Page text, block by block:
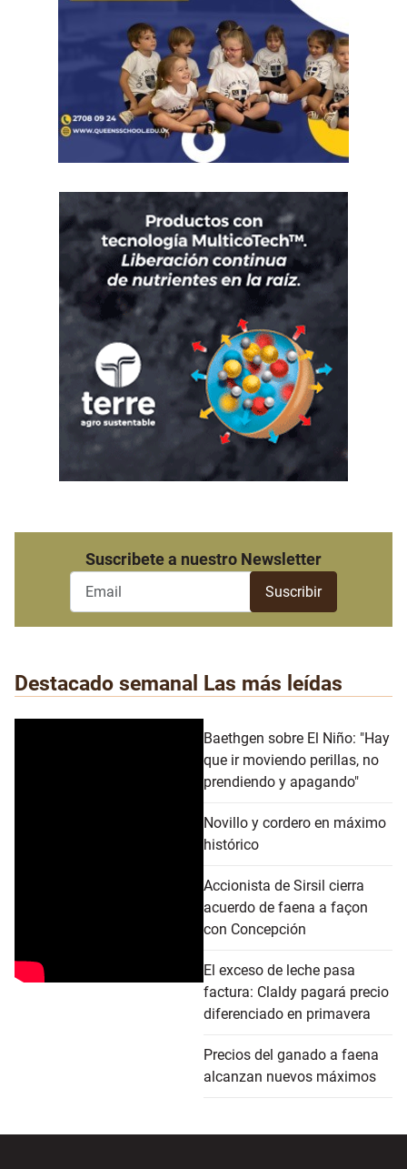
Suscribete a nuestro Newsletter
Destacado semanal Las más leídas
Baethgen sobre El Niño: "Hay
que ir moviendo perillas, no
prendiendo y apagando"
Novillo y cordero en máximo
histórico
Accionista de Sirsil cierra
acuerdo de faena a façon
con Concepción
El exceso de leche pasa
factura: Claldy pagará precio
diferenciado en primavera
Precios del ganado a faena
alcanzan nuevos máximos